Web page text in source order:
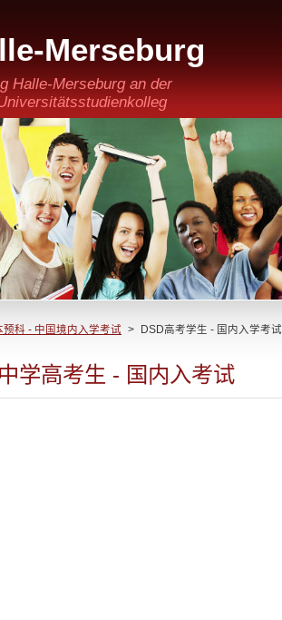
Merseburg
Halle-Merseburg an der
预科 - 中国境内入学考试 > DSD高考学生 - 国内入学考试
学高考生 - 国内入考试